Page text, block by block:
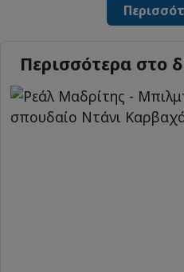
Περισσότερα στο